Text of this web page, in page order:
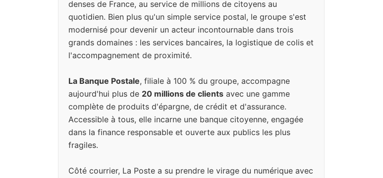
denses de France, au service de millions de citoyens au
quotidien. Bien plus qu'un simple service postal, le groupe s'est
modernisé pour devenir un acteur incontournable dans trois
grands domaines : les services bancaires, la logistique de colis et
l'accompagnement de proximité.
La Banque Postale, filiale à 100 % du groupe, accompagne
aujourd'hui plus de 20 millions de clients avec une gamme
complète de produits d'épargne, de crédit et d'assurance.
Accessible à tous, elle incarne une banque citoyenne, engagée
dans la finance responsable et ouverte aux publics les plus
fragiles.
Côté courrier, La Poste a su prendre le virage du numérique avec